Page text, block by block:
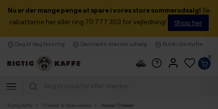
Nu er der mange penge at spare i vores store sommerudsalg! Se
rabatterne her eller ring 70 777 303 for vejledning!
Shop her
Dag til dag levering Danmarks største udvalg Butik i Gentofte
0
Rigtig Kaffe Tilbehør & Reservedele Ascaso Tilbehør